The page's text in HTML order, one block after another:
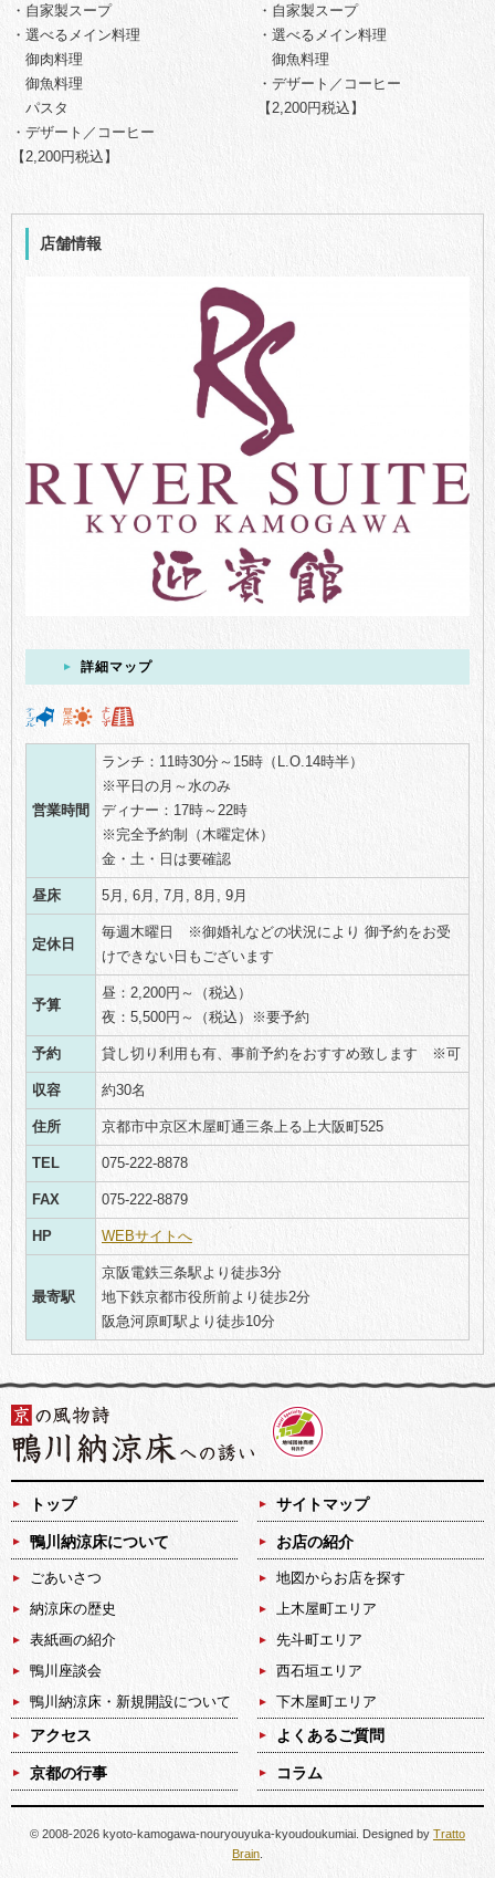
・自家製スープ
・選べるメイン料理
御肉料理
御魚料理
パスタ
・デザート／コーヒー
【2,200円税込】
・自家製スープ
・選べるメイン料理
御魚料理
・デザート／コーヒー
【2,200円税込】
店舗情報
詳細マップ
営業時間
ランチ：11時30分～15時（L.O.14時半）
※平日の月～水のみ
ディナー：17時～22時
※完全予約制（木曜定休）
金・土・日は要確認
昼床 5月, 6月, 7月, 8月, 9月
定休日
毎週木曜日 ※御婚礼などの状況により 御予約をお受
けできない日もございます
予算
昼：2,200円～（税込）
夜：5,500円～（税込）※要予約
予約 貸し切り利用も有、事前予約をおすすめ致します ※可
収容 約30名
住所 京都市中京区木屋町通三条上る上大阪町525
TEL 075-222-8878
FAX 075-222-8879
HP WEBサイトへ
最寄駅
京阪電鉄三条駅より徒歩3分
地下鉄京都市役所前より徒歩2分
阪急河原町駅より徒歩10分
トップ サイトマップ
鴨川納涼床について
ごあいさつ
納涼床の歴史
表紙画の紹介
鴨川座談会
鴨川納涼床・新規開設について
お店の紹介
地図からお店を探す
上木屋町エリア
先斗町エリア
西石垣エリア
下木屋町エリア
アクセス よくあるご質問
京都の行事 コラム
© 2008-2026 kyoto-kamogawa-nouryouyuka-kyoudoukumiai. Designed by Tratto
Brain